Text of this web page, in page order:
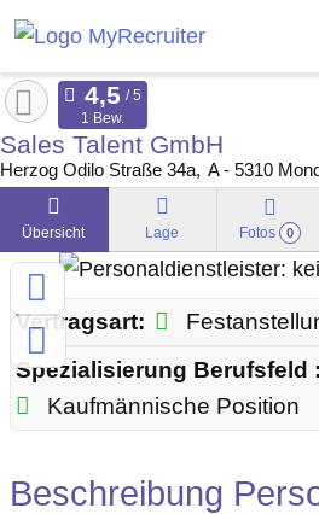
Sales Talent GmbH
Herzog Odilo Straße 34a A - 5310
1 Bew.
Übersicht Lage Fotos 0
Vertragsart:
Spezialisierung Berufsfeld :
Kaufmännische Position
Beschreibung